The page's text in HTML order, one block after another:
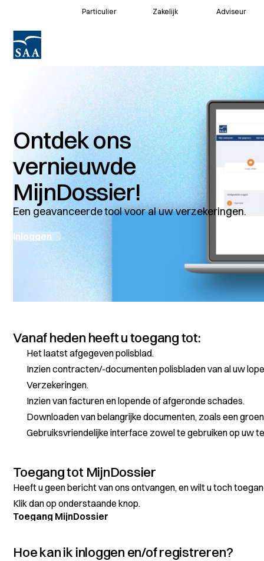
Particulier Zakelijk Adviseur
Ontdek ons
vernieuwde
MijnDossier!
Een geavanceerde tool voor al uw verzekeringen.
Inloggen
Vanaf heden heeft u toegang tot:
Het laatst afgegeven polisblad.
Inzien contracten/-documenten polisbladen van al uw
Verzekeringen.
Inzien van facturen en lopende of afgeronde schades.
Downloaden van belangrijke documenten, zoals een
Gebruiksvriendelijke interface zowel te gebruiken op uw
Toegang tot MijnDossier
Heeft u geen bericht van ons ontvangen, en wilt u toch
Klik dan op onderstaande knop.
Toegang MijnDossier
Hoe kan ik inloggen en/of registreren?